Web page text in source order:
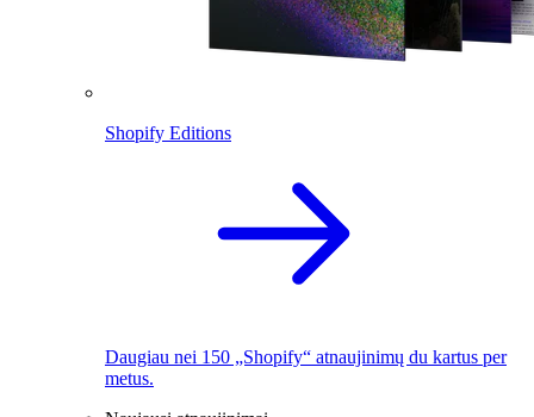
Shopify Editions
Daugiau nei 150 „Shopify“ atnaujinimų du kartus per
metus.